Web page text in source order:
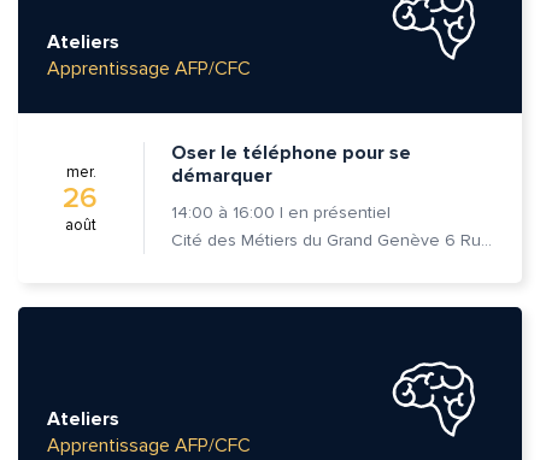
Ateliers
Apprentissage AFP/CFC
mer.
26
août
Oser le téléphone pour se
démarquer
14:00 à 16:00 | en présentiel
Cité des Métiers du Grand Genève 6 Rue Prévost-Martin 1205 Genève
Ateliers
Apprentissage AFP/CFC